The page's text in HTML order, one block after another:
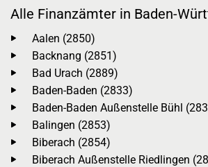
Alle Finanzämter in Baden-
Aalen (2850)
Backnang (2851)
Bad Urach (2889)
Baden-Baden (2833)
Baden-Baden Außenstelle Bühl
Balingen (2853)
Biberach (2854)
Biberach Außenstelle Riedlingen